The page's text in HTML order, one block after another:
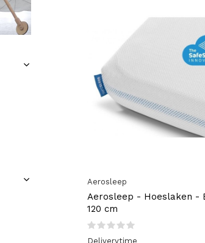
Aerosleep
Aerosleep - Hoeslaken -
120 cm
Deliverytime